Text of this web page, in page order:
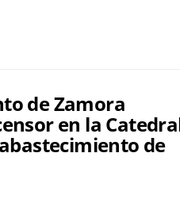
de Zamora
en la
de